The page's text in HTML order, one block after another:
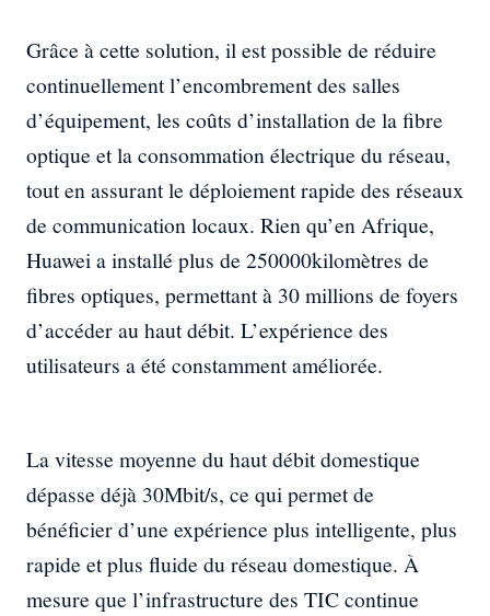
Grâce à cette solution, il est possible de réduire
continuellement l’encombrement des salles
d’équipement, les coûts d’installation de la fibre
optique et la consommation électrique du réseau,
tout en assurant le déploiement rapide des réseaux
de communication locaux. Rien qu’en Afrique,
Huawei a installé plus de 250000kilomètres de
fibres optiques, permettant à 30 millions de foyers
d’accéder au haut débit. L’expérience des
utilisateurs a été constamment améliorée.
La vitesse moyenne du haut débit domestique
dépasse déjà 30Mbit/s, ce qui permet de
bénéficier d’une expérience plus intelligente, plus
rapide et plus fluide du réseau domestique. À
mesure que l’infrastructure des TIC continue